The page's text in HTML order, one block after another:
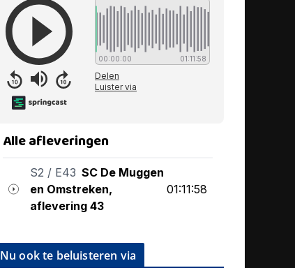
Nu ook te beluisteren via